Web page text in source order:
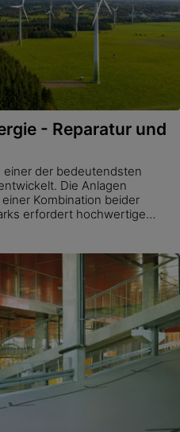
- Reparatur und
einer der bedeutendsten
Die Anlagen
Kombination beider
erfordert hochwertige